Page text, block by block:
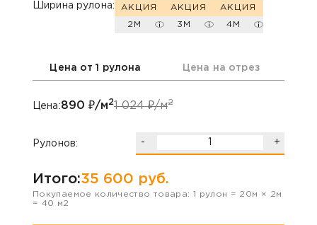
Ширина рулона: АКЦИЯ
2М
АКЦИЯ
3М
АКЦИЯ
4М
Цена от 1 рулона Цена на отрез
Цена:890 ₽/м21 024₽/м2
Рулонов: - +
Итого:35 600 руб.
Покупаемое количество товара: 1 рулон = 20м × 2м
= 40 м2